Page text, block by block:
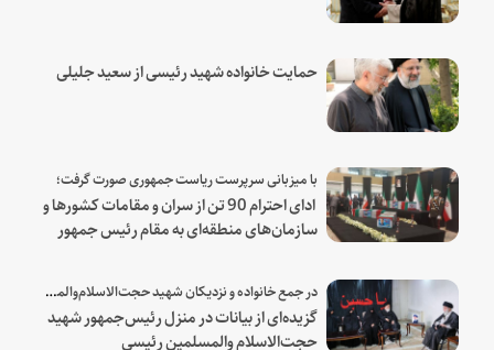
حمایت خانواده شهید رئیسی از سعید جلیلی
با میزبانی سرپرست ریاست جمهوری صورت گرفت؛
ادای احترام 90 تن از سران و مقامات کشورها و
سازمان‌های منطقه‌ای به مقام رئیس جمهور
در جمع خانواده و نزدیکان شهید حجت‌الاسلام‌والمسلمین رئیسی:
گزیده‌ای از بیانات در منزل رئیس‌جمهور شهید
حجت‌الاسلام والمسلمین رئیسی